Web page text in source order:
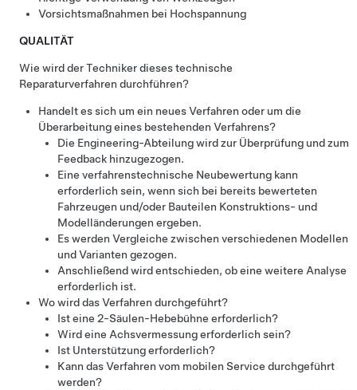
Vorsichtsmaßnahmen bei Hochspannung
QUALITÄT
Wie wird der Techniker dieses technische
Reparaturverfahren durchführen?
Handelt es sich um ein neues Verfahren oder um die
Überarbeitung eines bestehenden Verfahrens?
Die Engineering-Abteilung wird zur Überprüfung und zum
Feedback hinzugezogen.
Eine verfahrenstechnische Neubewertung kann
erforderlich sein, wenn sich bei bereits bewerteten
Fahrzeugen und/oder Bauteilen Konstruktions- und
Modelländerungen ergeben.
Es werden Vergleiche zwischen verschiedenen Modellen
und Varianten gezogen.
Anschließend wird entschieden, ob eine weitere Analyse
erforderlich ist.
Wo wird das Verfahren durchgeführt?
Ist eine 2-Säulen-Hebebühne erforderlich?
Wird eine Achsvermessung erforderlich sein?
Ist Unterstützung erforderlich?
Kann das Verfahren vom mobilen Service durchgeführt
werden?